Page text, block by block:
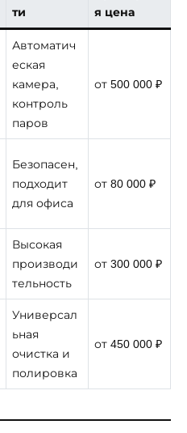
ти
я цена
Автоматич
еская
камера,
контроль
паров
от 500 000 ₽
Безопасен,
подходит
для офиса
от 80 000 ₽
Высокая
производи
тельность
от 300 000 ₽
Универсал
ьная
очистка и
полировка
от 450 000 ₽